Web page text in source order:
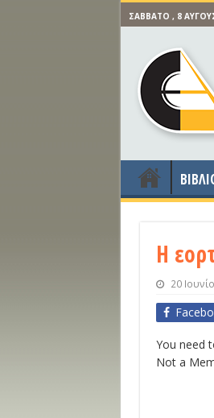
ΣΆΒΒΑΤΟ , 8
Η
20
You need
Not a